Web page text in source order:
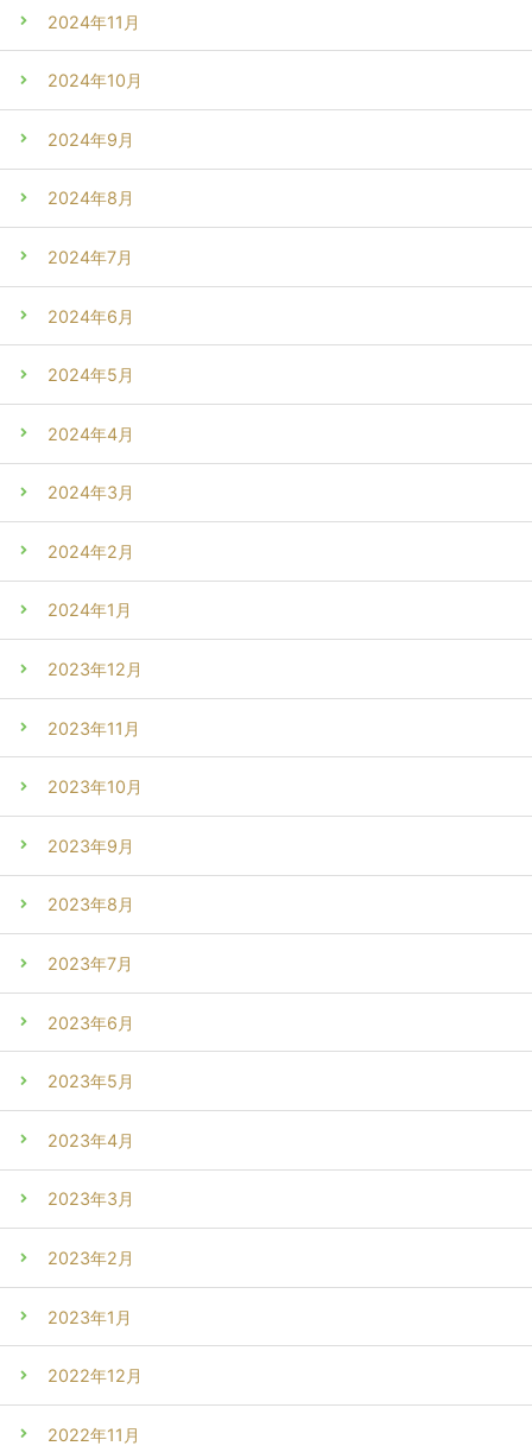
2024年11月
2024年10月
2024年9月
2024年8月
2024年7月
2024年6月
2024年5月
2024年4月
2024年3月
2024年2月
2024年1月
2023年12月
2023年11月
2023年10月
2023年9月
2023年8月
2023年7月
2023年6月
2023年5月
2023年4月
2023年3月
2023年2月
2023年1月
2022年12月
2022年11月